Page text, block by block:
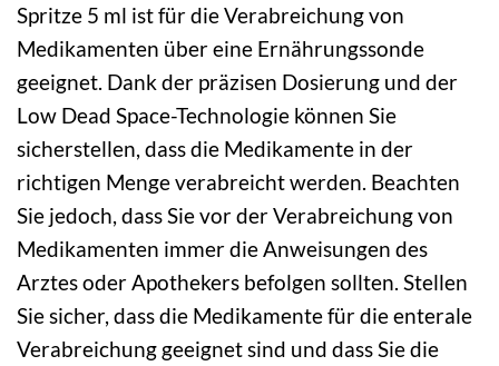
Spritze 5 ml ist für die Verabreichung von
Medikamenten über eine Ernährungssonde
geeignet. Dank der präzisen Dosierung und der
Low Dead Space-Technologie können Sie
sicherstellen, dass die Medikamente in der
richtigen Menge verabreicht werden. Beachten
Sie jedoch, dass Sie vor der Verabreichung von
Medikamenten immer die Anweisungen des
Arztes oder Apothekers befolgen sollten. Stellen
Sie sicher, dass die Medikamente für die enterale
Verabreichung geeignet sind und dass Sie die